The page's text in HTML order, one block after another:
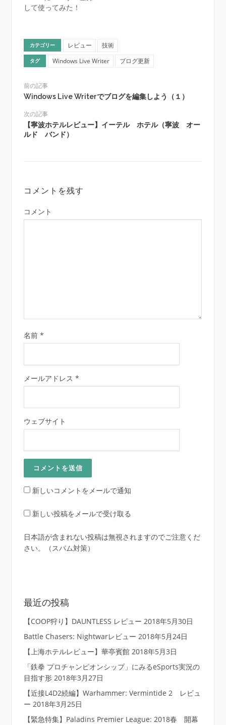
して使ってみた！
カテゴリー レビュー 技術
タグ Windows Live Writer ブログ更新
前の記事
Windows Live Writerでブログを編集しよう（１）
次の記事
【寧波ホテルレビュー】イーテル ホテル（寧波 オー
ルド バンド）
コメントを残す
コメント
名前 *
メールアドレス *
ウェブサイト
新しいコメントをメールで通知
新しい投稿をメールで受け取る
日本語が含まれない投稿は無視されますのでご注意くだ
さい。（スパム対策）
最近の投稿
【COOP狩り】DAUNTLESS レビュー 2018年5月30日
Battle Chasers: Nightwarレビュー 2018年5月24日
【上海ホテルレビュー】華亭賓館 2018年5月3日
「鉄拳 プロチャンピオンシップ」にみるeSports実況の
目指す形 2018年3月27日
【近接L4D2続編】Warhammer: Vermintide 2 レビュ
ー 2018年3月25日
【緊急特集】Paladins Premier League: 2018春 開幕